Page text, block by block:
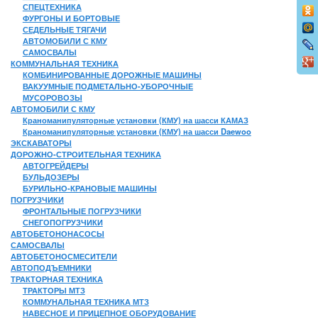
СПЕЦТЕХНИКА
ФУРГОНЫ И БОРТОВЫЕ
СЕДЕЛЬНЫЕ ТЯГАЧИ
АВТОМОБИЛИ С КМУ
САМОСВАЛЫ
КОММУНАЛЬНАЯ ТЕХНИКА
КОМБИНИРОВАННЫЕ ДОРОЖНЫЕ МАШИНЫ
ВАКУУМНЫЕ ПОДМЕТАЛЬНО-УБОРОЧНЫЕ
МУСОРОВОЗЫ
АВТОМОБИЛИ С КМУ
Краноманипуляторные установки (КМУ) на шасси КАМАЗ
Краноманипуляторные установки (КМУ) на шасси Daewoo
ЭКСКАВАТОРЫ
ДОРОЖНО-СТРОИТЕЛЬНАЯ ТЕХНИКА
АВТОГРЕЙДЕРЫ
БУЛЬДОЗЕРЫ
БУРИЛЬНО-КРАНОВЫЕ МАШИНЫ
ПОГРУЗЧИКИ
ФРОНТАЛЬНЫЕ ПОГРУЗЧИКИ
СНЕГОПОГРУЗЧИКИ
АВТОБЕТОНОНАСОСЫ
САМОСВАЛЫ
АВТОБЕТОНОСМЕСИТЕЛИ
АВТОПОДЪЕМНИКИ
ТРАКТОРНАЯ ТЕХНИКА
ТРАКТОРЫ МТЗ
КОММУНАЛЬНАЯ ТЕХНИКА МТЗ
НАВЕСНОЕ И ПРИЦЕПНОЕ ОБОРУДОВАНИЕ